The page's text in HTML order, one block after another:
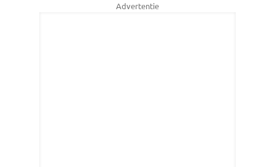
Advertentie